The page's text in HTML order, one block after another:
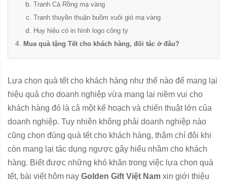
Tranh Cá Rồng mạ vàng
Tranh thuyền thuận buồm xuôi gió mạ vàng
Huy hiệu có in hình logo công ty
Mua quà tặng Tết cho khách hàng, đối tác ở đâu?
Lựa chọn quà tết cho khách hàng như thế nào để mang lại
hiệu quả cho doanh nghiệp vừa mang lại niềm vui cho
khách hàng đó là cả một kế hoạch và chiến thuật lớn của
doanh nghiệp. Tuy nhiên không phải doanh nghiệp nào
cũng chọn đúng quà tết cho khách hàng, thậm chí đôi khi
còn mang lại tác dụng ngược gây hiểu nhầm cho khách
hàng. Biết được những khó khăn trong việc lựa chọn quà
tết, bài viết hôm nay Golden Gift Việt Nam xin giới thiệu